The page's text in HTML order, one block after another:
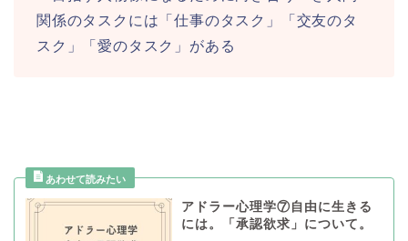
関係のタスクには「仕事のタスク」「交友のタ
スク」「愛のタスク」がある
アドラー心理学⑦自由に生きる
には。「承認欲求」について。